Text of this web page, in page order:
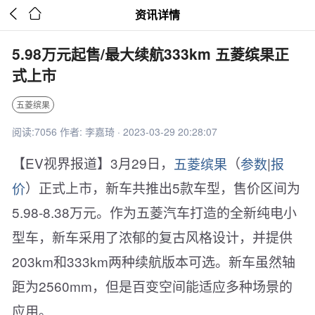
  资讯详情
5.98万元起售/最大续航333km 五菱缤果正
式上市
五菱缤果
阅读:7056 作者: 李嘉琦 · 2023-03-29 20:28:07
【EV视界报道】3月29日， 五菱缤果 （参数|报
价）正式上市，新车共推出5款车型，售价区间为
5.98-8.38万元。作为五菱汽车打造的全新纯电小
型车，新车采用了浓郁的复古风格设计，并提供
203km和333km两种续航版本可选。新车虽然轴
距为2560mm，但是百变空间能适应多种场景的
应用。